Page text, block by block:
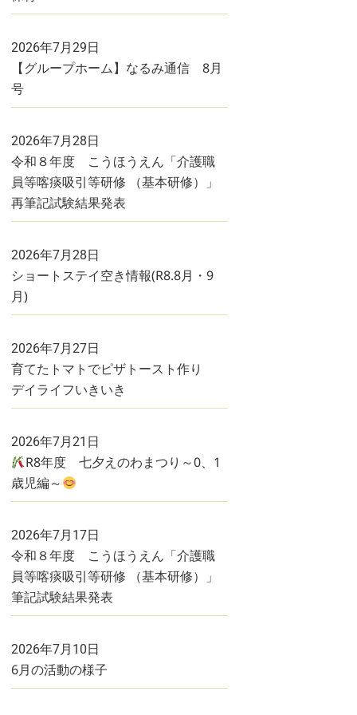
2026年7月29日
【グループホーム】なるみ通信 8月
号
2026年7月28日
令和８年度 こうほうえん「介護職
員等喀痰吸引等研修 （基本研修）」
再筆記試験結果発表
2026年7月28日
ショートステイ空き情報(R8.8月・9
月)
2026年7月27日
育てたトマトでピザトースト作り
デイライフいきいき
2026年7月21日
R8年度 七夕えのわまつり～0、1
歳児編～
2026年7月17日
令和８年度 こうほうえん「介護職
員等喀痰吸引等研修 （基本研修）」
筆記試験結果発表
2026年7月10日
6月の活動の様子